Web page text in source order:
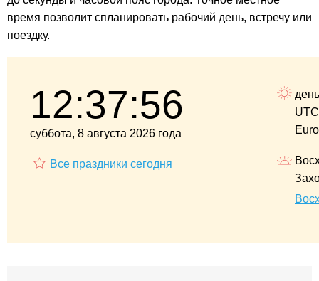
время позволит спланировать рабочий день, встречу или
поездку.
12:37:56
суббота, 8 августа 2026 года
Все праздники сегодня
день